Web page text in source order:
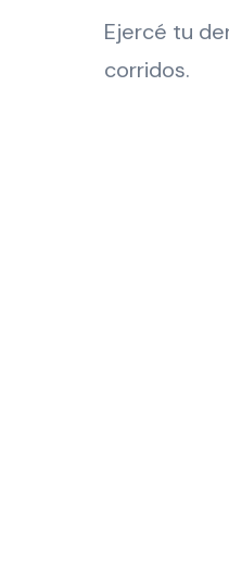
Ejercé tu
corridos.